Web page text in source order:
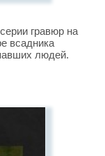
гравюр на
всадника
людей.